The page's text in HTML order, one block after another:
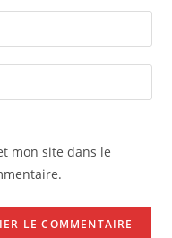
mon site dans le